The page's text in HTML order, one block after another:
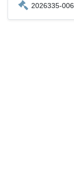
2026335-006